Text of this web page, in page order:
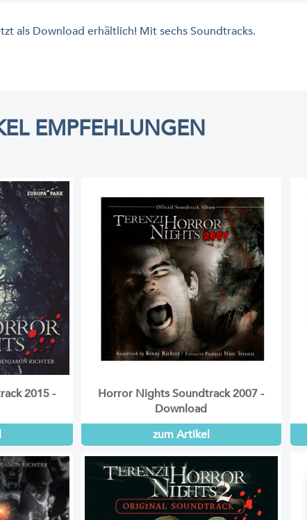
als Download erhältlich! Mit sechs Soundtracks.
EMPFEHLUNGEN
2015 -
Horror Nights Soundtrack 2007 -
Download
zum Artikel